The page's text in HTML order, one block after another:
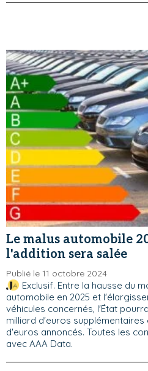
Le malus automobile
l'addition sera salée
Publié le 11 octobre 2024
Exclusif. Entre la hausse du
automobile en 2025 et
véhicules concernés, l'État
milliard d'euros supplémentaires
d'euros annoncés. Toutes les
avec AAA Data.